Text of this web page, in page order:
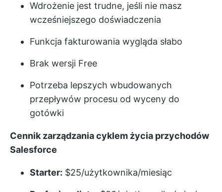
Wdrożenie jest trudne, jeśli nie masz
wcześniejszego doświadczenia
Funkcja fakturowania wygląda słabo
Brak wersji Free
Potrzeba lepszych wbudowanych
przepływów procesu od wyceny do
gotówki
Cennik zarządzania cyklem życia przychodów
Salesforce
Starter: $25/użytkownika/miesiąc